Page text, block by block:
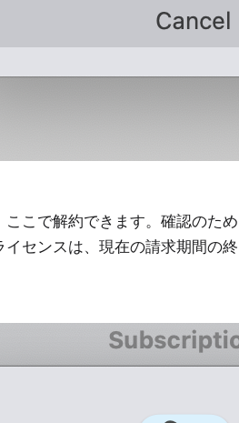
こで解約できます。確認のた
センスは、現在の請求期間の